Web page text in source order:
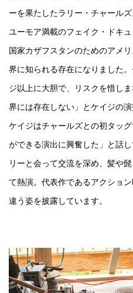
ーを果たしたラリー・チャール
ユーモア満載のフェイク・ドキ
国家カザフスタンのためのアメ
界に知られる存在になりました
ジ以上に大胆で、リスクを惜し
界には存在しない」とケイジの
ケイジはチャールズとの初タッ
ができる演出に興奮した」と話
リーと会って交流を深め、髪や
て熱演。代表作であるアクショ
違う姿を披露しています。